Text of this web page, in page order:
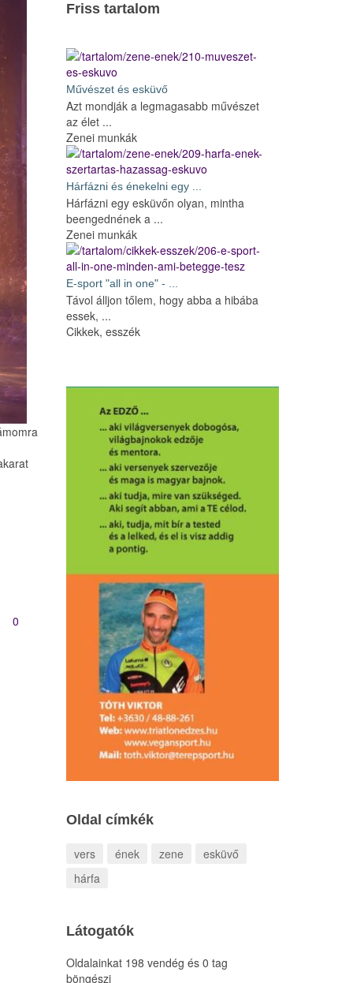
0
Friss tartalom
Művészet és esküvő
Azt mondják a legmagasabb művészet
az élet ...
Zenei munkák
Hárfázni és énekelni egy ...
Hárfázni egy esküvőn olyan, mintha
beengednének a ...
Zenei munkák
E-sport "all in one" - ...
Távol álljon tőlem, hogy abba a hibába
essek, ...
Cikkek, esszék
Oldal címkék
vers ének zene
esküvő
hárfa
Látogatók
Oldalainkat 198 vendég és 0 tag
böngészi